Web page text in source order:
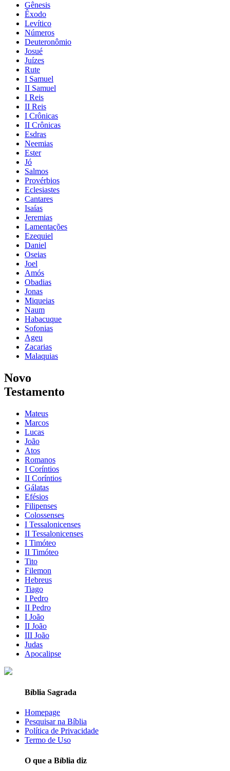
Gênesis
Êxodo
Levítico
Números
Deuteronômio
Josué
Juízes
Rute
I Samuel
II Samuel
I Reis
II Reis
I Crônicas
II Crônicas
Esdras
Neemias
Ester
Jó
Salmos
Provérbios
Eclesiastes
Cantares
Isaías
Jeremias
Lamentações
Ezequiel
Daniel
Oseias
Joel
Amós
Obadias
Jonas
Miqueias
Naum
Habacuque
Sofonias
Ageu
Zacarias
Malaquias
Novo
Testamento
Mateus
Marcos
Lucas
João
Atos
Romanos
I Coríntios
II Coríntios
Gálatas
Efésios
Filipenses
Colossenses
I Tessalonicenses
II Tessalonicenses
I Timóteo
II Timóteo
Tito
Filemon
Hebreus
Tiago
I Pedro
II Pedro
I João
II João
III João
Judas
Apocalipse
Bíblia Sagrada
Homepage
Pesquisar na Bíblia
Política de Privacidade
Termo de Uso
O que a Bíblia diz